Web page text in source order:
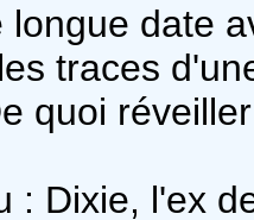
longue date
traces
quoi
: Dixie, l'ex